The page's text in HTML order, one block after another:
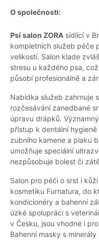
O společnosti:
Psí salon ZORA sídlící v
kompletních služeb péče
velikostí. Salon klade
stresu u každého psa,
působí profesionálně a
Nabídka služeb zahrnuje
rozčesávání zanedbané
úpravu drápků.
přístup k dentální
zubního kamene a plaku
umožňuje speciální
nezpůsobuje bolest či
Salon pro péči o srst i
kosmetiku Furnatura, do
kondicionéry a bahenní
úzké spolupráci s
v Česku, jsou vhodné i
Bahenní masky s